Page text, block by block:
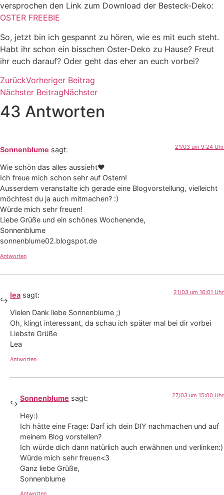
versprochen den Link zum Download der Besteck-Deko:
OSTER FREEBIE
So, jetzt bin ich gespannt zu hören, wie es mit euch steht.
Habt ihr schon ein bisschen Oster-Deko zu Hause? Freut
ihr euch darauf? Oder geht das eher an euch vorbei?
ZurückVorheriger Beitrag
Nächster BeitragNächster
43 Antworten
Sonnenblume sagt: 21/03 um 9:24 Uhr
Wie schön das alles aussieht♥
Ich freue mich schon sehr auf Ostern!
Ausserdem veranstalte ich gerade eine Blogvorstellung, vielleicht
möchtest du ja auch mitmachen? :)
Würde mich sehr freuen!
Liebe Grüße und ein schönes Wochenende,
Sonnenblume
sonnenblume02.blogspot.de
Antworten
lea sagt: 21/03 um 16:01 Uhr
Vielen Dank liebe Sonnenblume ;)
Oh, klingt interessant, da schau ich später mal bei dir vorbei
Liebste Grüße
Lea
Antworten
Sonnenblume sagt: 27/03 um 15:00 Uhr
Hey:)
Ich hätte eine Frage: Darf ich dein DIY nachmachen und auf
meinem Blog vorstellen?
Ich würde dich dann natürlich auch erwähnen und verlinken:)
Würde mich sehr freuen<3
Ganz liebe Grüße,
Sonnenblume